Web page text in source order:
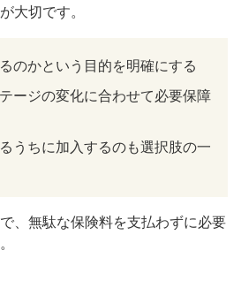
大切です。
のかという目的を明確にする
ージの変化に合わせて必要保障
うちに加入するのも選択肢の一
、無駄な保険料を支払わずに必要